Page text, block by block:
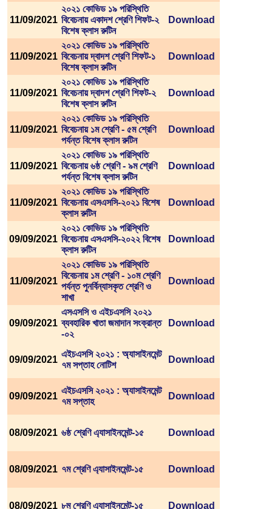
11/09/2021
২০২১ কোভিড ১৯ পরিস্থিতি
বিবেচনায় একাদশ শ্রেণি শিফট-২
বিশেষ ক্লাস রুটিন
Download
11/09/2021
২০২১ কোভিড ১৯ পরিস্থিতি
বিবেচনায় দ্বাদশ শ্রেণি শিফট-১
বিশেষ ক্লাস রুটিন
Download
11/09/2021
২০২১ কোভিড ১৯ পরিস্থিতি
বিবেচনায় দ্বাদশ শ্রেণি শিফট-২
বিশেষ ক্লাস রুটিন
Download
11/09/2021
২০২১ কোভিড ১৯ পরিস্থিতি
বিবেচনায় ১ম শ্রেণি - ৫ম শ্রেণি
পর্যন্ত বিশেষ ক্লাস রুটিন
Download
11/09/2021
২০২১ কোভিড ১৯ পরিস্থিতি
বিবেচনায় ৬ষ্ঠ শ্রেণি - ৯ম শ্রেণি
পর্যন্ত বিশেষ ক্লাস রুটিন
Download
11/09/2021
২০২১ কোভিড ১৯ পরিস্থিতি
বিবেচনায় এসএসসি-২০২১ বিশেষ
ক্লাস রুটিন
Download
09/09/2021
২০২১ কোভিড ১৯ পরিস্থিতি
বিবেচনায় এসএসসি-২০২২ বিশেষ
ক্লাস রুটিন
Download
11/09/2021
২০২১ কোভিড ১৯ পরিস্থিতি
বিবেচনায় ১ম শ্রেণি - ১০ম শ্রেণি
পর্যন্ত পুনর্বিন্যাসকৃত শ্রেণি ও
শাখা
Download
09/09/2021
এসএসসি ও এইচএসসি ২০২১
ব্যবহারিক খাতা জমাদান সংক্রান্ত
-০২
Download
09/09/2021
এইচএসসি ২০২১ : অ্যাসাইনমেন্ট
৭ম সপ্তাহ নোটিশ
Download
09/09/2021
এইচএসসি ২০২১ : অ্যাসাইনমেন্ট
৭ম সপ্তাহ
Download
08/09/2021 ৬ষ্ঠ শ্রেণি এ্যাসাইনমেন্ট-১৫ Download
08/09/2021 ৭ম শ্রেণি এ্যাসাইনমেন্ট-১৫ Download
08/09/2021 ৮ম শ্রেণি এ্যাসাইনমেন্ট-১৫ Download